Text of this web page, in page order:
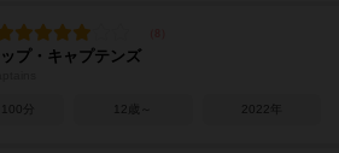
プ・キャプテンズ
分 12歳～ 2022年